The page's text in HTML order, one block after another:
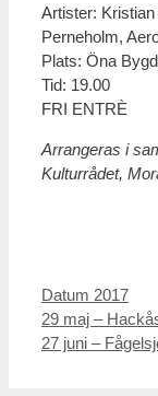
Artister:
Perneholm,
Plats: Öna
Tid: 19.00
FRI ENTRÈ
Arrangeras i
Kulturrådet,
Kategorier
Datum 2017
29 maj –
27 juni –